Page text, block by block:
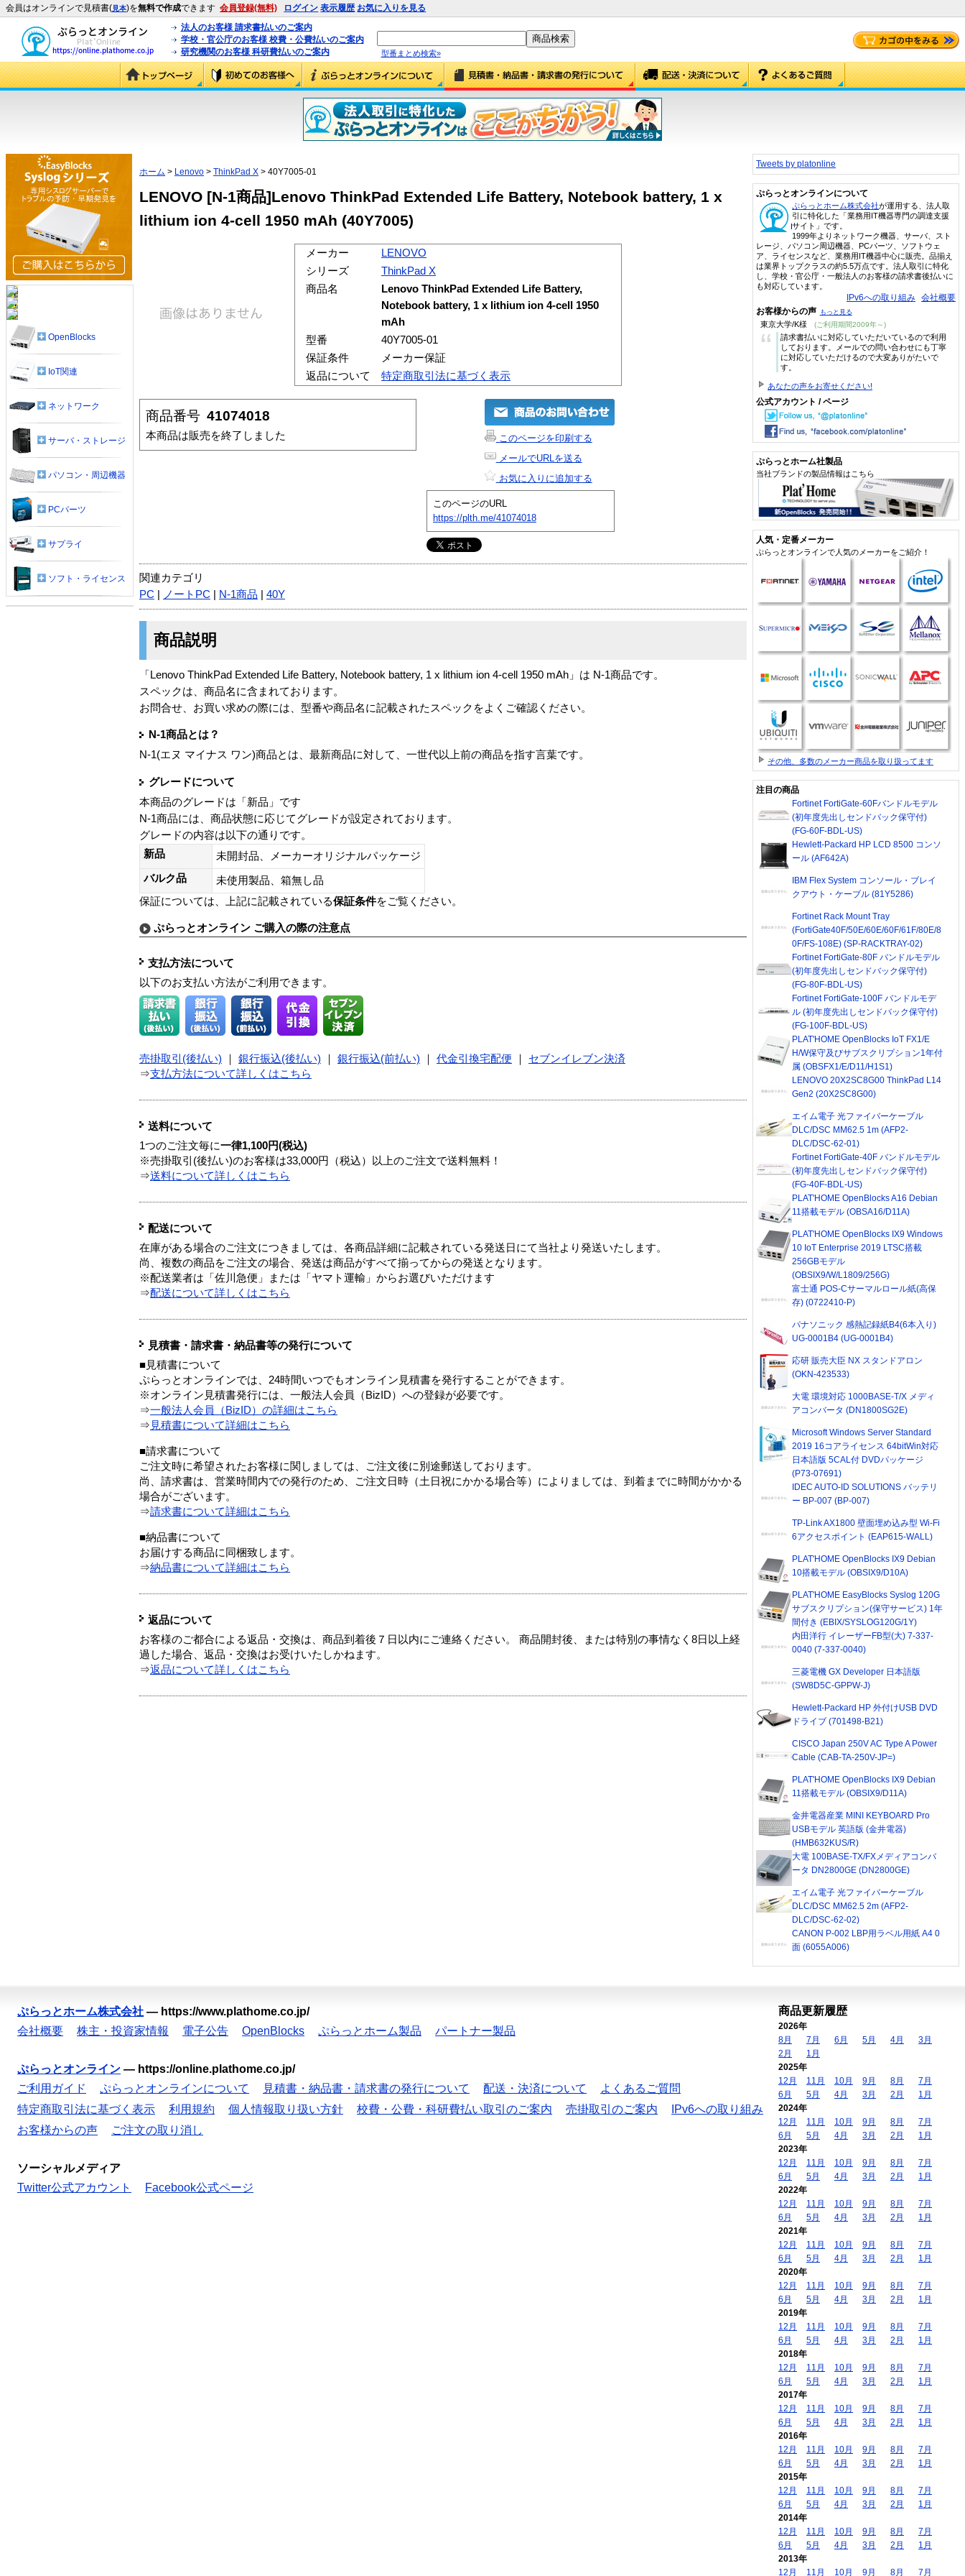
会員はオンラインで見積書(見本)を無料で作成できます 会員登録(無料) ログイン 表示履歴 お気に入りを見る
法人のお客様 請求書払いのご案内
学校・官公庁のお客様 校費・公費払いのご案内
研究機関のお客様 科研費払いのご案内
型番まとめ検索»
ホーム > Lenovo > ThinkPad X > 40Y7005-01
LENOVO [N-1商品]Lenovo ThinkPad Extended Life Battery, Notebook battery, 1 x
lithium ion 4-cell 1950 mAh (40Y7005)
メーカー
LENOVO
シリーズ
ThinkPad X
商品名
Lenovo ThinkPad Extended Life Battery,
Notebook battery, 1 x lithium ion 4-cell 1950
mAh
型番
40Y7005-01
保証条件
メーカー保証
返品について
特定商取引法に基づく表示
商品番号 41074018
本商品は販売を終了しました
このページを印刷する
メールでURLを送る
お気に入りに追加する
このページのURL
https://plth.me/41074018
関連カテゴリ
PC
ノートPC N-1商品 40Y
商品説明
「Lenovo ThinkPad Extended Life Battery, Notebook battery, 1 x lithium ion 4-cell 1950 mAh」は N-1商品です。
スペックは、商品名に含まれております。
お問合せ、お買い求めの際には、型番や商品名に記載されたスペックをよくご確認ください。
N-1商品とは？
N-1(エヌ マイナス ワン)商品とは、最新商品に対して、一世代以上前の商品を指す言葉です。
グレードについて
本商品のグレードは「新品」です
N-1商品には、商品状態に応じてグレードが設定されております。
グレードの内容は以下の通りです。
新品
未開封品、メーカーオリジナルパッケージ
バルク品
未使用製品、箱無し品
保証については、上記に記載されている保証条件をご覧ください。
ぷらっとオンライン ご購入の際の注意点
支払方法について
以下のお支払い方法がご利用できます。
売掛取引(後払い) 銀行振込(後払い) 銀行振込(前払い) 代金引換宅配便
セブンイレブン決済
⇒支払方法について詳しくはこちら
送料について
1つのご注文毎に一律1,100円(税込)
※売掛取引(後払い)のお客様は33,000円（税込）以上のご注文で送料無料！
⇒送料について詳しくはこちら
配送について
在庫がある場合のご注文につきましては、各商品詳細に記載されている発送日にて当社より発送いたします。
尚、複数の商品をご注文の場合、発送は商品がすべて揃ってからの発送となります。
※配送業者は「佐川急便」または「ヤマト運輸」からお選びいただけます
⇒配送について詳しくはこちら
見積書・請求書・納品書等の発行について
■見積書について
ぷらっとオンラインでは、24時間いつでもオンライン見積書を発行することができます。
※オンライン見積書発行には、一般法人会員（BizID）への登録が必要です。
⇒一般法人会員（BizID）の詳細はこちら
⇒ 見積書について詳細はこちら
■請求書について
ご注文時に希望されたお客様に関しましては、ご注文後に別途郵送しております。
尚、請求書は、営業時間内での発行のため、ご注文日時（土日祝にかかる場合等）によりましては、到着までに時間がかかる
場合がございます。
⇒請求書について詳細はこちら
■納品書について
お届けする商品に同梱致します。
⇒納品書について詳細はこちら
返品について
お客様のご都合による返品・交換は、商品到着後７日以内にご連絡ください。 商品開封後、または特別の事情なく8日以上経
過した場合、返品・交換はお受けいたしかねます。
⇒返品について詳しくはこちら
OpenBlocks
IoT関連
ネットワーク
サーバ・ストレージ
パソコン・周辺機器
PCパーツ
サプライ
ソフト・ライセンス
Tweets by platonline
ぷらっとオンラインについて
ぷらっとホーム株式会社が運用する、法人取
引に特化した「業務用IT機器専門の調達支援
サイト」です。
1999年よりネットワーク機器、サーバ、スト
レージ、パソコン周辺機器、PCパーツ、ソフトウェ
ア、ライセンスなど、業務用IT機器中心に販売。品揃え
は業界トップクラスの約5.5万点です。法人取引に特化
し、学校・官公庁・一般法人のお客様の請求書後払いに
も対応しています。
IPv6への取り組み 会社概要
お客様からの声 もっと見る
東京大学/K様 (ご利用期間2009年～)
“
請求書払いに対応していただいているので利用
しております。メールでの問い合わせにも丁寧
に対応していただけるので大変ありがたいで
す。
あなたの声をお寄せください!
公式アカウント / ページ
ぷらっとホーム社製品
当社ブランドの製品情報はこちら
人気・定番メーカー
ぷらっとオンラインで人気のメーカーをご紹介！
その他、多数のメーカー商品を取り扱ってます
注目の商品
Fortinet FortiGate-60Fバンドルモデル
(初年度先出しセンドバック保守付)
(FG-60F-BDL-US)
Hewlett-Packard HP LCD 8500 コンソ
ール (AF642A)
IBM Flex System コンソール・ブレイ
クアウト・ケーブル (81Y5286)
Fortinet Rack Mount Tray
(FortiGate40F/50E/60E/60F/61F/80E/8
0F/FS-108E) (SP-RACKTRAY-02)
Fortinet FortiGate-80F バンドルモデル
(初年度先出しセンドバック保守付)
(FG-80F-BDL-US)
Fortinet FortiGate-100F バンドルモデ
ル (初年度先出しセンドバック保守付)
(FG-100F-BDL-US)
PLAT'HOME OpenBlocks IoT FX1/E
H/W保守及びサブスクリプション1年付
属 (OBSFX1/E/D11/H1S1)
LENOVO 20X2SC8G00 ThinkPad L14
Gen2 (20X2SC8G00)
エイム電子 光ファイバーケーブル
DLC/DSC MM62.5 1m (AFP2-
DLC/DSC-62-01)
Fortinet FortiGate-40F バンドルモデル
(初年度先出しセンドバック保守付)
(FG-40F-BDL-US)
PLAT'HOME OpenBlocks A16 Debian
11搭載モデル (OBSA16/D11A)
PLAT'HOME OpenBlocks IX9 Windows
10 IoT Enterprise 2019 LTSC搭載
256GBモデル
(OBSIX9/W/L1809/256G)
富士通 POS-Cサーマルロール紙(高保
存) (0722410-P)
パナソニック 感熱記録紙B4(6本入り)
UG-0001B4 (UG-0001B4)
応研 販売大臣 NX スタンドアロン
(OKN-423533)
大電 環境対応 1000BASE-T/X メディ
アコンバータ (DN1800SG2E)
Microsoft Windows Server Standard
2019 16コアライセンス 64bitWin対応
日本語版 5CAL付 DVDパッケージ
(P73-07691)
IDEC AUTO-ID SOLUTIONS バッテリ
ー BP-007 (BP-007)
TP-Link AX1800 壁面埋め込み型 Wi-Fi
6アクセスポイント (EAP615-WALL)
PLAT'HOME OpenBlocks IX9 Debian
10搭載モデル (OBSIX9/D10A)
PLAT'HOME EasyBlocks Syslog 120G
サブスクリプション(保守サービス) 1年
間付き (EBIX/SYSLOG120G/1Y)
内田洋行 イレーザーFB型(大) 7-337-
0040 (7-337-0040)
三菱電機 GX Developer 日本語版
(SW8D5C-GPPW-J)
Hewlett-Packard HP 外付けUSB DVD
ドライブ (701498-B21)
CISCO Japan 250V AC Type A Power
Cable (CAB-TA-250V-JP=)
PLAT'HOME OpenBlocks IX9 Debian
11搭載モデル (OBSIX9/D11A)
金井電器産業 MINI KEYBOARD Pro
USBモデル 英語版 (金井電器)
(HMB632KUS/R)
大電 100BASE-TX/FXメディアコンバ
ータ DN2800GE (DN2800GE)
エイム電子 光ファイバーケーブル
DLC/DSC MM62.5 2m (AFP2-
DLC/DSC-62-02)
CANON P-002 LBP用ラベル用紙 A4 0
面 (6055A006)
ぷらっとホーム株式会社 — https://www.plathome.co.jp/
会社概要
株主・投資家情報 電子公告 OpenBlocks ぷらっとホーム製品 パートナー製品
ぷらっとオンライン — https://online.plathome.co.jp/
ご利用ガイド
ぷらっとオンラインについて 見積書・納品書・請求書の発行について 配送・決済について
よくあるご質問
特定商取引法に基づく表示
利用規約 個人情報取り扱い方針 校費・公費・科研費払い取引のご案内 売掛取引のご案内
IPv6への取り組み
お客様からの声
ご注文の取り消し
ソーシャルメディア
Twitter公式アカウント
Facebook公式ページ
商品更新履歴
2026年
8月
7月 6月 5月 4月
3月
2月
1月
2025年
12月
11月 10月 9月 8月
7月
6月
5月 4月 3月 2月
1月
2024年
12月
11月 10月 9月 8月
7月
6月
5月 4月 3月 2月
1月
2023年
12月
11月 10月 9月 8月
7月
6月
5月 4月 3月 2月
1月
2022年
12月
11月 10月 9月 8月
7月
6月
5月 4月 3月 2月
1月
2021年
12月
11月 10月 9月 8月
7月
6月
5月 4月 3月 2月
1月
2020年
12月
11月 10月 9月 8月
7月
6月
5月 4月 3月 2月
1月
2019年
12月
11月 10月 9月 8月
7月
6月
5月 4月 3月 2月
1月
2018年
12月
11月 10月 9月 8月
7月
6月
5月 4月 3月 2月
1月
2017年
12月
11月 10月 9月 8月
7月
6月
5月 4月 3月 2月
1月
2016年
12月
11月 10月 9月 8月
7月
6月
5月 4月 3月 2月
1月
2015年
12月
11月 10月 9月 8月
7月
6月
5月 4月 3月 2月
1月
2014年
12月
11月 10月 9月 8月
7月
6月
5月 4月 3月 2月
1月
2013年
12月
11月 10月 9月 8月 7月